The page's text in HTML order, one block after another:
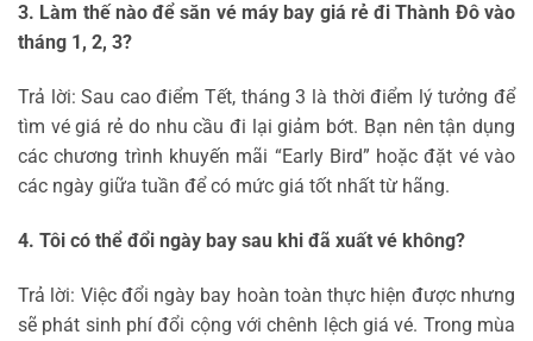
3. Làm thế nào để săn vé máy bay giá rẻ đi Thành Đô vào
tháng 1, 2, 3?
Trả lời: Sau cao điểm Tết, tháng 3 là thời điểm lý tưởng để
tìm vé giá rẻ do nhu cầu đi lại giảm bớt. Bạn nên tận dụng
các chương trình khuyến mãi “Early Bird” hoặc đặt vé vào
các ngày giữa tuần để có mức giá tốt nhất từ hãng.
4. Tôi có thể đổi ngày bay sau khi đã xuất vé không?
Trả lời: Việc đổi ngày bay hoàn toàn thực hiện được nhưng
sẽ phát sinh phí đổi cộng với chênh lệch giá vé. Trong mùa